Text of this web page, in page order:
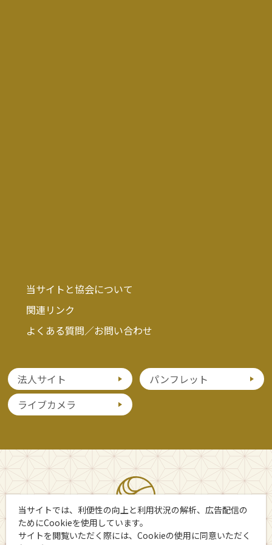
当サイトと協会について
関連リンク
よくある質問／お問い合わせ
法人サイト
パンフレット
ライブカメラ
当サイトでは、利便性の向上と利用状況の解析、広告配信の
ためにCookieを使用しています。
サイトを閲覧いただく際には、Cookieの使用に同意いただく